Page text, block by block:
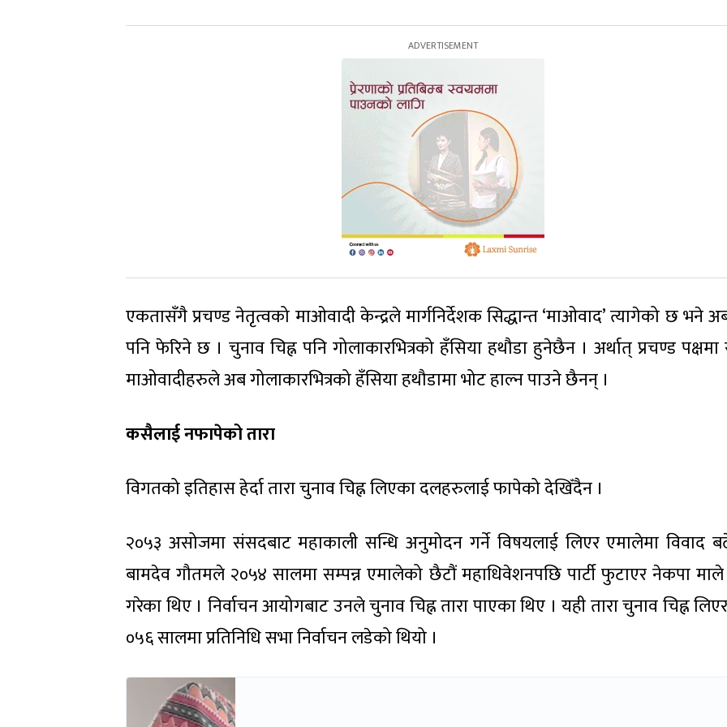
एकतासँगै प्रचण्ड नेतृत्वको माओवादी केन्द्रले मार्गनिर्देशक सिद्धान्त ‘माओवाद’ त्यागेको छ भने
पनि फेरिने छ । चुनाव चिह्न पनि गोलाकारभित्रको हँसिया हथौडा हुनेछैन । अर्थात् प्रचण्ड
माओवादीहरुले अब गोलाकारभित्रको हँसिया हथौडामा भोट हाल्न पाउने छैनन् ।
कसैलाई नफापेको तारा
विगतको इतिहास हेर्दा तारा चुनाव चिह्न लिएका दलहरुलाई फापेको देखिँदैन ।
२०५३ असोजमा संसदबाट महाकाली सन्धि अनुमोदन गर्ने विषयलाई लिएर एमालेमा विवाद
बामदेव गौतमले २०५४ सालमा सम्पन्न एमालेको छैटौं महाधिवेशनपछि पार्टी फुटाएर नेकपा
गरेका थिए । निर्वाचन आयोगबाट उनले चुनाव चिह्न तारा पाएका थिए । यही तारा चुनाव चिह्न
०५६ सालमा प्रतिनिधि सभा निर्वाचन लडेको थियो ।